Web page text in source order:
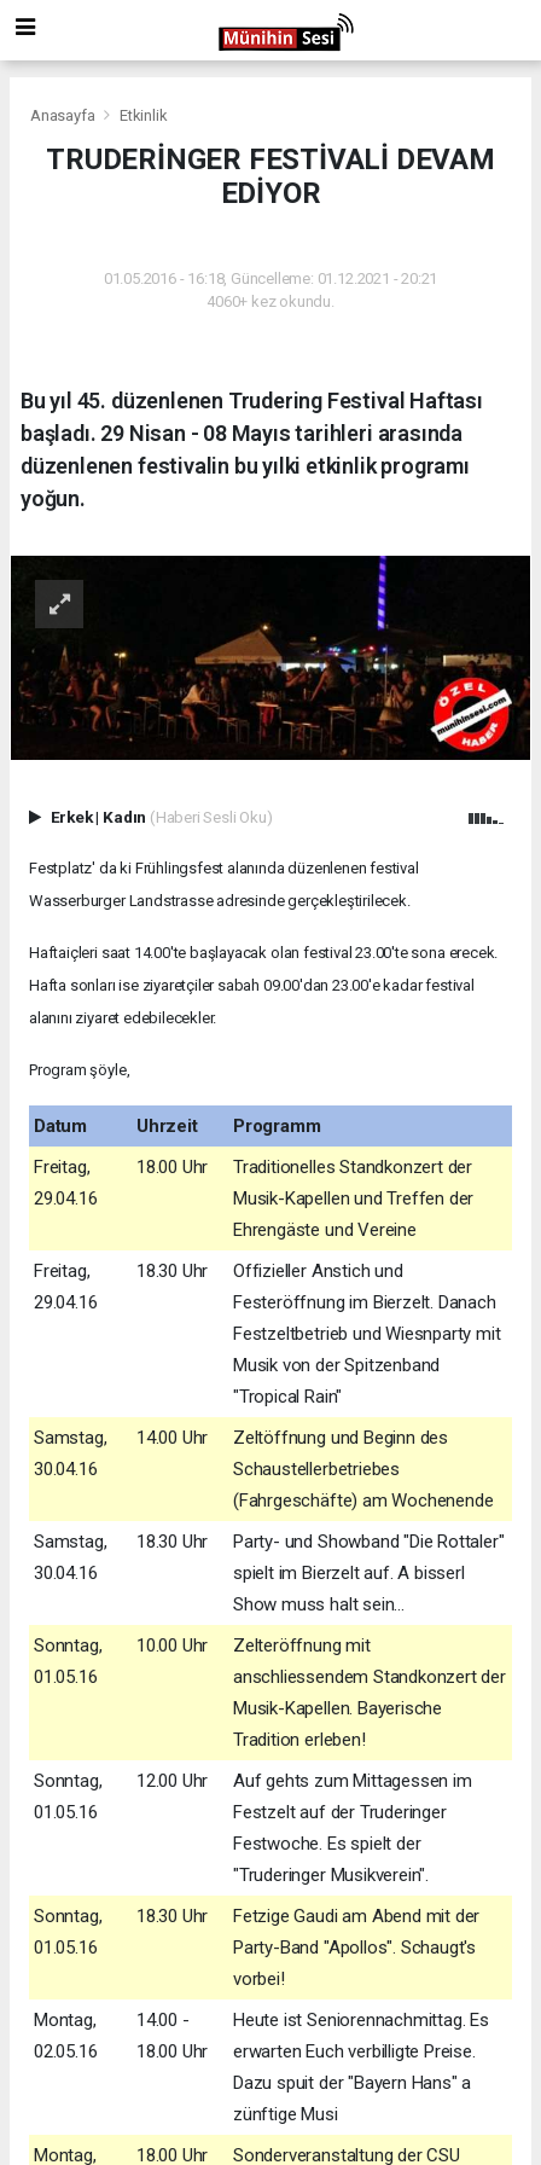
Anasayfa Etkinlik
TRUDERİNGER FESTİVALİ DEVAM
EDİYOR
01.05.2016 - 16:18, Güncelleme: 01.12.2021 - 20:21
4060+ kez okundu.
Bu yıl 45. düzenlenen Trudering Festival Haftası
başladı. 29 Nisan - 08 Mayıs tarihleri arasında
düzenlenen festivalin bu yılki etkinlik programı
yoğun.
Erkek| Kadın (Haberi Sesli Oku)
Festplatz' da ki Frühlingsfest alanında düzenlenen festival
Wasserburger Landstrasse adresinde gerçekleştirilecek.
Haftaiçleri saat 14.00'te başlayacak olan festival 23.00'te sona erecek.
Hafta sonları ise ziyaretçiler sabah 09.00'dan 23.00'e kadar festival
alanını ziyaret edebilecekler.
Program şöyle,
Datum Uhrzeit
Programm
Freitag,
29.04.16
18.00 Uhr
Traditionelles Standkonzert der
Musik-Kapellen und Treffen der
Ehrengäste und Vereine
Freitag,
29.04.16
18.30 Uhr
Offizieller Anstich und
Festeröffnung im Bierzelt. Danach
Festzeltbetrieb und Wiesnparty mit
Musik von der Spitzenband
"Tropical Rain"
Samstag,
30.04.16
14.00 Uhr
Zeltöffnung und Beginn des
Schaustellerbetriebes
(Fahrgeschäfte) am Wochenende
Samstag,
30.04.16
18.30 Uhr
Party- und Showband "Die Rottaler"
spielt im Bierzelt auf. A bisserl
Show muss halt sein...
Sonntag,
01.05.16
10.00 Uhr
Zelteröffnung mit
anschliessendem Standkonzert der
Musik-Kapellen. Bayerische
Tradition erleben!
Sonntag,
01.05.16
12.00 Uhr
Auf gehts zum Mittagessen im
Festzelt auf der Truderinger
Festwoche. Es spielt der
"Truderinger Musikverein".
Sonntag,
01.05.16
18.30 Uhr
Fetzige Gaudi am Abend mit der
Party-Band "Apollos". Schaugt's
vorbei!
Montag,
02.05.16
14.00 -
18.00 Uhr
Heute ist Seniorennachmittag. Es
erwarten Euch verbilligte Preise.
Dazu spuit der "Bayern Hans" a
zünftige Musi
Montag,
18.00 Uhr Sonderveranstaltung der CSU